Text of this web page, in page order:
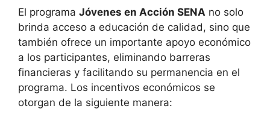
El programa Jóvenes en Acción SENA no solo
brinda acceso a educación de calidad, sino que
también ofrece un importante apoyo económico
a los participantes, eliminando barreras
financieras y facilitando su permanencia en el
programa. Los incentivos económicos se
otorgan de la siguiente manera: